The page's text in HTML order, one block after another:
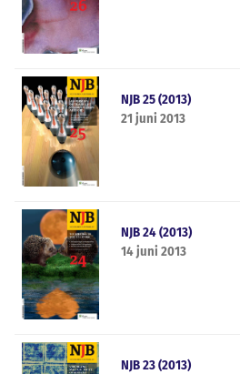
NJB 25 (2013)
21 juni 2013
NJB 24 (2013)
14 juni 2013
NJB 23 (2013)